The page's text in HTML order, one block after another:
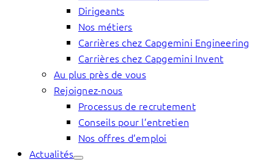
Dirigeants
Nos métiers
Carrières chez Capgemini Engineering
Carrières chez Capgemini Invent
Au plus près de vous
Rejoignez-nous
Processus de recrutement
Conseils pour l’entretien
Nos offres d’emploi
Actualités